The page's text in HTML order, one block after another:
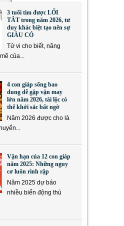
3 tuổi tìm được LỐI
TẮT trong năm 2026, tư
duy khác biệt tạo nên sự
GIÀU CÓ
Tử vi cho biết, năng
của...
4 con giáp sống bao
dung dễ gặp vận may
lớn năm 2026, tài lộc có
thể khởi sắc bất ngờ
Năm 2026 được cho là
Vận hạn của 12 con giáp
năm 2025: Những nguy
cơ luôn rình rập
Năm 2025 dự báo
nhiều biến động thú